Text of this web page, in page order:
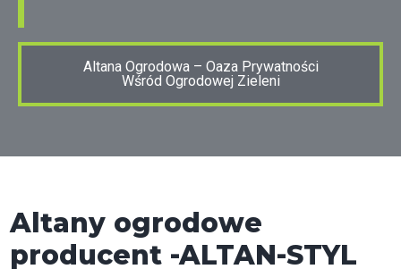
Altana Ogrodowa – Oaza Prywatności
Wśród Ogrodowej Zieleni
Altany ogrodowe
producent -ALTAN-STYL